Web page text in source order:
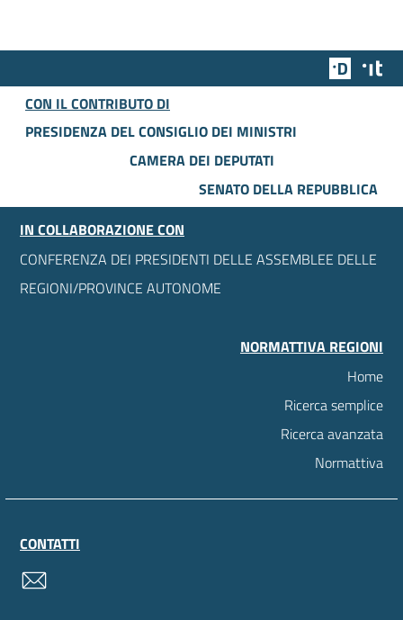
Team
CON IL CONTRIBUTO DI
PRESIDENZA DEL CONSIGLIO DEI MINISTRI
CAMERA DEI DEPUTATI
SENATO DELLA REPUBBLICA
IN COLLABORAZIONE CON
CONFERENZA DEI PRESIDENTI DELLE ASSEMBLEE DELLE
REGIONI/PROVINCE AUTONOME
NORMATTIVA REGIONI
Home
Ricerca semplice
Ricerca avanzata
Normattiva
CONTATTI